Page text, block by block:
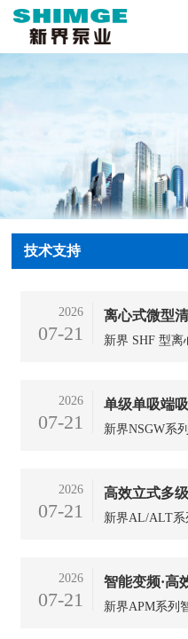
技术支持
2026
07-21
离心式微型
SHF 型微型
新界 SHF 型离
灌、农田灌溉
家庭生活用水。
2026
07-21
单级单吸端
NSGW 单吸
新界NSGW系
50m，适用工
农田排灌。
2026
07-21
高效立式多
级离心泵
新界AL/ALT系
热水0-120℃，
压。
2026
07-21
智能变频·
频型屏蔽循
新界APM系列